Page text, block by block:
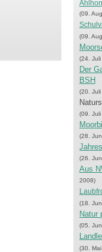
(09.
(09.
(24.
Der
BSH
(20.
(09.
(28.
(26.
Aus
2008)
(18.
Natur
(05.
(30.